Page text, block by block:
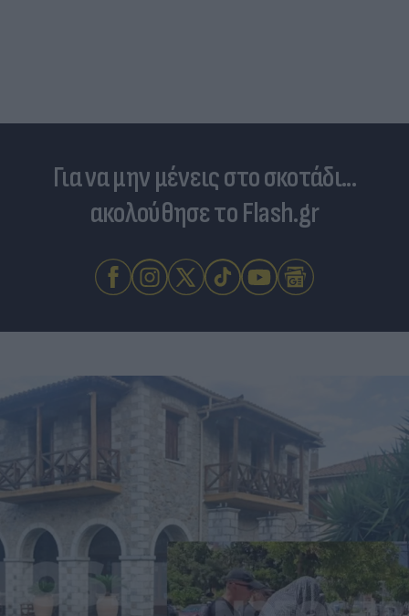
Για να μην μένεις στο σκοτάδι...
ακολούθησε το Flash.gr